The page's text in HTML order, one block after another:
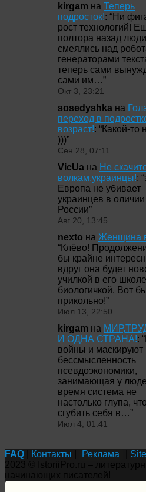
kirgam на Теперь
подросток!: “Ни
рост технологий!
полтора назад люди
смеялись над
генераторами
теперь сами
сами им…”
Окт 3, 23:21
sosedyshka на
переход в
возраст!: “Какой-то
)))”
Сен 28, 07:11
VicUa на Не
волкам,украинцы!: “
Европа не убивает
украинцев в оличии
России”
Авг 20, 13:45
nexto на Женщина
“Клёво!
бы крайне
вдруг она будет
училкой в его
биологичкой. Вот
прикольно!”
Июл 13, 22:50
kirgam на
И ОДНА СТРАНА!: “
войны и маскируют
бессмысленность
псевдоэкономики,
занимающая у
время система не
настолько глупа,
сгубить себя в…”
Июл 4, 01:41
FAQ Контакты Реклама